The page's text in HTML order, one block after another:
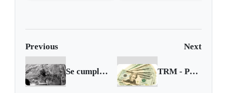
Previous Next
Se cumplen 31 años de la tragedia de Chernóbil TRM - Precio del dólar para el 27 de abril de 2017